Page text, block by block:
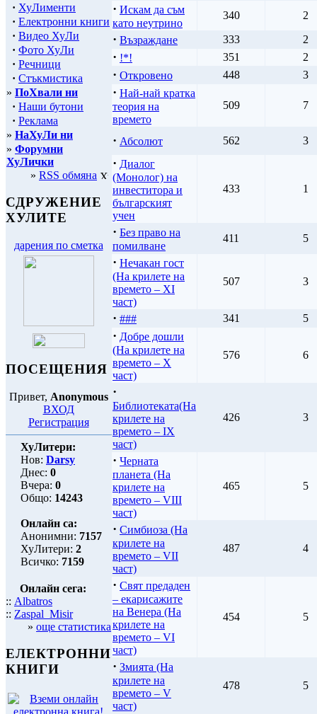
· ХуЛименти
· Електронни книги
· Видео ХуЛи
· Фото ХуЛи
· Речници
· Стъкмистика
» ПоХвали ни
· Наши бутони
· Реклама
» НаХуЛи ни
» Форумни
ХуЛички
» RSS обмяна
СДРУЖЕНИЕ
ХУЛИТЕ
дарения по сметка
ПОСЕЩЕНИЯ
Привет, Anonymous
ВХОД
Регистрация
ХуЛитери:
Нов: Darsy
Днес: 0
Вчера: 0
Общо: 14243
Онлайн са:
Анонимни: 7157
ХуЛитери: 2
Всичко: 7159
Онлайн сега:
:: Albatros
:: Zaspal_Misir
» още статистика
ЕЛЕКТРОННИ
КНИГИ
· Искам да съм
като неутрино
340 2
· Възраждане 333 2
· !*! 351 2
· Откровено 448 3
· Най-най кратка
теория на
времето
509 7
· Абсолют 562 3
· Диалог
(Монолог) на
инвеститора и
българският
учен
433 1
· Без право на
помилване
411 5
· Нечакан гост
(На крилете на
времето – XI
част)
507 3
· ### 341 5
· Добре дошли
(На крилете на
времето – X
част)
576 6
·
Библиотеката(На
крилете на
времето – IX
част)
426 3
· Черната
планета (На
крилете на
времето – VIIІ
част)
465 5
· Симбиоза (На
крилете на
времето – VII
част)
487 4
· Свят предаден
– екарисажите
на Венера (На
крилете на
времето – VI
част)
454 5
· Змията (На
крилете на
времето – V
част)
478 5